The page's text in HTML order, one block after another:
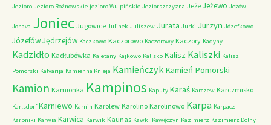
Jezioro Jezioro Rożnowskie jezioro Wulpińskie Jeziorszczyzna Jeże Jeżewo Jeżów
Jonava Joniec Jugowice Julinek Juliszew Jurata Jurki Jurzyn Józefkowo
JózefówJędrzejów Kaczkowo Kaczorowo Kaczorowy Kaczory Kadyny
Kadzidło Kadłubówka Kajetany Kajkowo Kalisko Kalisz Kaliszki Kalisz
Pomorski Kalvarija Kamienna Knieja Kamieńczyk Kamień Pomorski
Kamion Kamionka Kampinos Kaputy Karaś Karczew Karczmisko
Karlsdorf Karniewo Karnin Karolew Karolino Karolinowo Karpa Karpacz
Karpniki Karwia Karwica Karwik Kaunas Kawki Kawęczyn Kazimierz Kazimierz Dolny